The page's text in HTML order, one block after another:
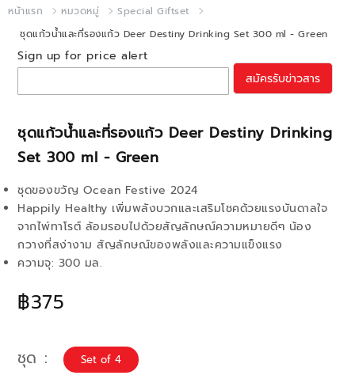
หน้าแรก หมวดหมู่
Special Giftset
ชุดแก้วน้ำและที่รองแก้ว Deer Destiny Drinking Set 300 ml - Green
ชุดแก้วน้ำและที่รองแก้ว Deer Destiny Drinking
Set 300 ml - Green
฿375
ชุดของขวัญ Ocean Festive 2024
Happily Healthy เพิ่มพลังบวกและเสริมโชคด้วยแรงบันดาลใจ
จากไพ่ทาโรต์ ล้อมรอบไปด้วยสัญลักษณ์ความหมายดีๆ น้อง
กวางที่สง่างาม สัญลักษณ์ของพลังและความแข็งแรง
ความจุ: 300 มล.
Sign up for price alert
สมัครรับข่าวสาร
ชุด Set of 4